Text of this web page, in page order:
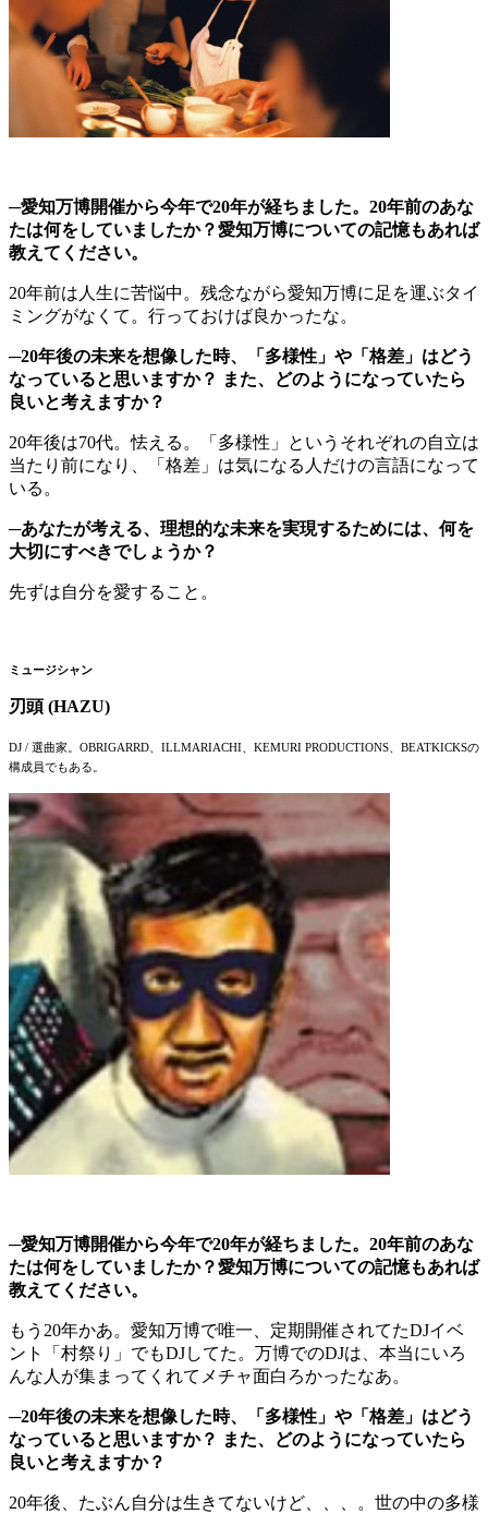
─愛知万博開催から今年で20年が経ちました。20年前のあな
たは何をしていましたか？愛知万博についての記憶もあれば
教えてください。
20年前は人生に苦悩中。 残念ながら愛知万博に足を運ぶタイ
ミングがなくて。 行っておけば良かったな。
─20年後の未来を想像した時、「多様性」や「格差」はどう
なっていると思いますか？ また、どのようになっていたら
良いと考えますか？
20年後は70代。怯える。
「多様性」というそれぞれの自立は
当たり前になり、「格差」は気になる人だけの言語になって
いる。
─あなたが考える、理想的な未来を実現するためには、何を
大切にすべきでしょうか？
先ずは自分を愛すること。
ミュージシャン
刃頭 (HAZU)
DJ / 選曲家。OBRIGARRD、ILLMARIACHI、KEMURI PRODUCTIONS、BEATKICKSの
構成員でもある。
─愛知万博開催から今年で20年が経ちました。20年前のあな
たは何をしていましたか？愛知万博についての記憶もあれば
教えてください。
もう20年かあ。愛知万博で唯一、定期開催されてたDJイベ
ント「村祭り」でもDJしてた。万博でのDJは、本当にいろ
んな人が集まってくれてメチャ面白ろかったなあ。
─20年後の未来を想像した時、「多様性」や「格差」はどう
なっていると思いますか？ また、どのようになっていたら
良いと考えますか？
20年後、たぶん自分は生きてないけど、、、。世の中の多様